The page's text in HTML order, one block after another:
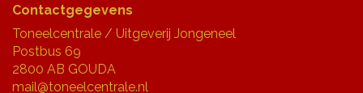
Contactgegevens
Toneelcentrale / Uitgeverij Jongeneel
Postbus 69
2800 AB GOUDA
mail@toneelcentrale.nl